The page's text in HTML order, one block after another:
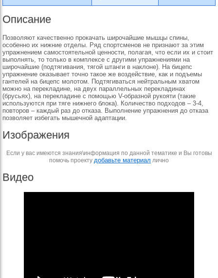
Описание
Позволяют качественно прокачать широчайшие мышцы спины,
особенно их нижние отделы. Ряд спортсменов не признают за этим
упражнением самостоятельной ценности, полагая, что если их и стоит
выполнять, то только в комплексе с другими упражнениями на
широчайшие (подтягивания, тягой штанги в наклоне). На бицепс
упражнение оказывает точно такое же воздействие, как и подъемы
гантелей на бицепс молотом. Подтягиваться нейтральным хватом
можно на перекладине, на двух параллельных перекладинах
(брусьях), на перекладине с помощью V-образной рукояти (такие
используются при тяге нижнего блока). Количество подходов – 3-4,
повторов – каждый раз до отказа. Выполнение упражнения до отказа
позволяет избегать мышечной адаптации.
Изображения
Если у вас имеются знания\информация по данной тематике и Вы готовы
помочь проекту добавьте материал лично
Видео